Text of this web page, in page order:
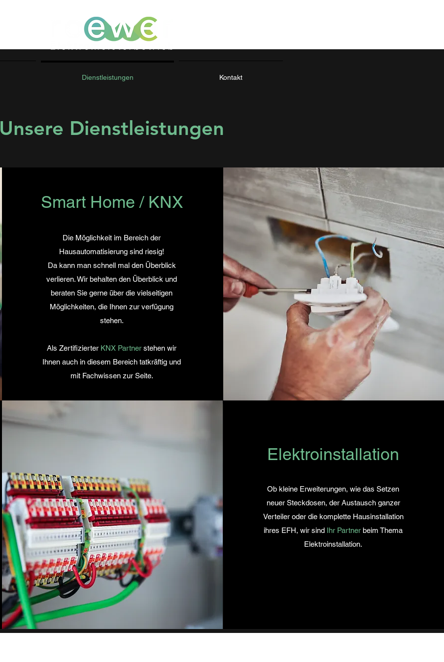
Dienstleistungen Kontakt
Unsere Dienstleistungen
Smart Home / KNX
Die Möglichkeit im Bereich der
Hausautomatisierung sind riesig!
Da kann man schnell mal den Überblick
verlieren. Wir behalten den Überblick und
beraten Sie gerne über die vielseitigen
Möglichkeiten, die Ihnen zur verfügung
stehen.
Als Zertifizierter KNX Partner stehen wir
Ihnen auch in diesem Bereich tatkräftig und
mit Fachwissen zur Seite.
Elektroinstallation
Ob kleine Erweiterungen, wie das Setzen
neuer Steckdosen, der Austausch ganzer
Verteiler oder die komplette Hausinstallation
ihres EFH, wir sind Ihr Partner beim Thema
Elektroinstallation.